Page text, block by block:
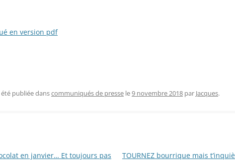
en version pdf
publiée danscommuniqués de presse le9 novembre 2018 par Jacques.
en janvier… Et toujours pas TOURNEZ bourrique mais